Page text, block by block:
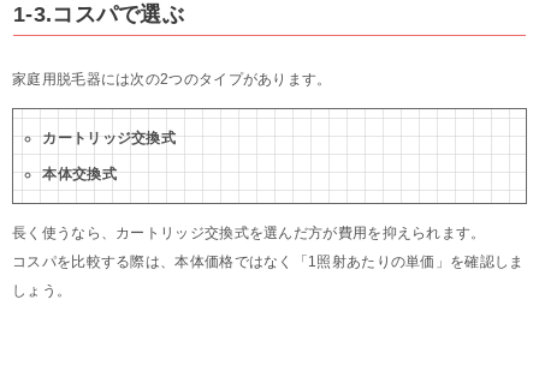
1-3.コスパで選ぶ
家庭用脱毛器には次の2つのタイプがあります。
カートリッジ交換式
本体交換式
長く使うなら、カートリッジ交換式を選んだ方が費用を抑えられます。
コスパを比較する際は、本体価格ではなく「1照射あたりの単価」を確認しま
しょう。